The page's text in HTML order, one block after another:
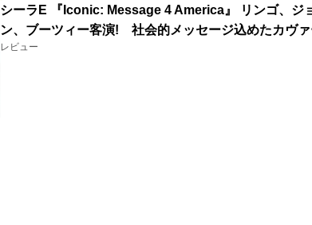
シーラE 『Iconic: Message 4 America』 リンゴ、ジ
ン、ブーツィー客演! 社会的メッセージ込めたカヴ
レビュー